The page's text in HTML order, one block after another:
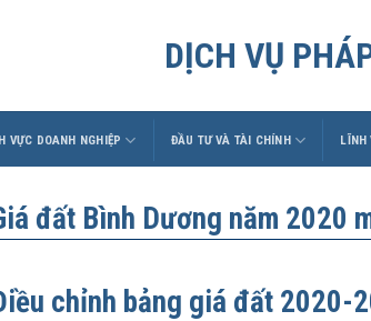
DỊCH VỤ
VỰC DOANH NGHIỆP ĐẦU TƯ VÀ TÀI CHÍNH LĨNH
đất Bình Dương năm 2020
chỉnh bảng giá đất 2020-